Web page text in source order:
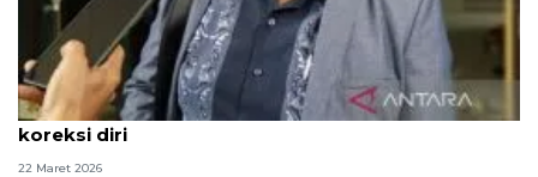
Alihkan penahanan Yaqut, MAKI ingatkan KPK
koreksi diri
22 Maret 2026